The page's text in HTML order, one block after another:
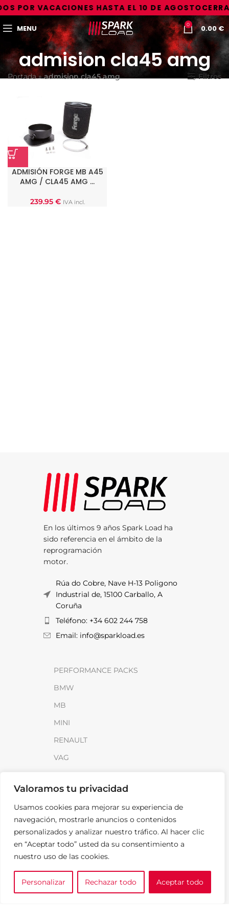
Valoramos tu privacidad
Usamos cookies para mejorar su experiencia de
navegación, mostrarle anuncios o contenidos
personalizados y analizar nuestro tráfico. Al hacer clic
en “Aceptar todo” usted da su consentimiento a
nuestro uso de las cookies.
Personalizar Rechazar todo Aceptar todo
POR VACACIONES HASTA EL 10 DE AGOSTO
MENU 0 0.00€
admision cla45 amg
Portada»admision cla45 amg Filtros
ADMISIÓN FORGE MB A45
AMG / CLA45 AMG …
239.95 € IVA incl.
En los últimos 9 años Spark Load ha
sido referencia en el ámbito de la
reprogramación
motor.
Rúa do Cobre, Nave H-13 Poligono
Industrial de, 15100 Carballo, A
Coruña
Teléfono: +34 602 244 758
Email: info@sparkload.es
PERFORMANCE PACKS
BMW
MB
MINI
RENAULT
VAG
INFORMACIÓN
Sobre SparkLoad
Distribuidores
FAQ
Contacto
Noticias
0